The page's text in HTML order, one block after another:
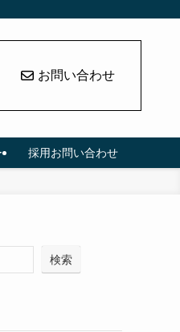
お問い合わせ
採用お問い合わせ
検索